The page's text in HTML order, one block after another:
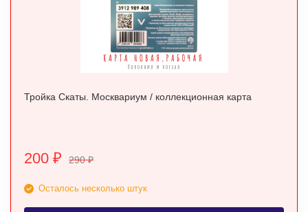
Тройка Скаты. Москвариум / коллекционная карта
200 ₽ 290₽
Осталось несколько штук